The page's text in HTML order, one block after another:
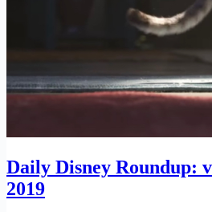
Daily Disney Roundup:
2019